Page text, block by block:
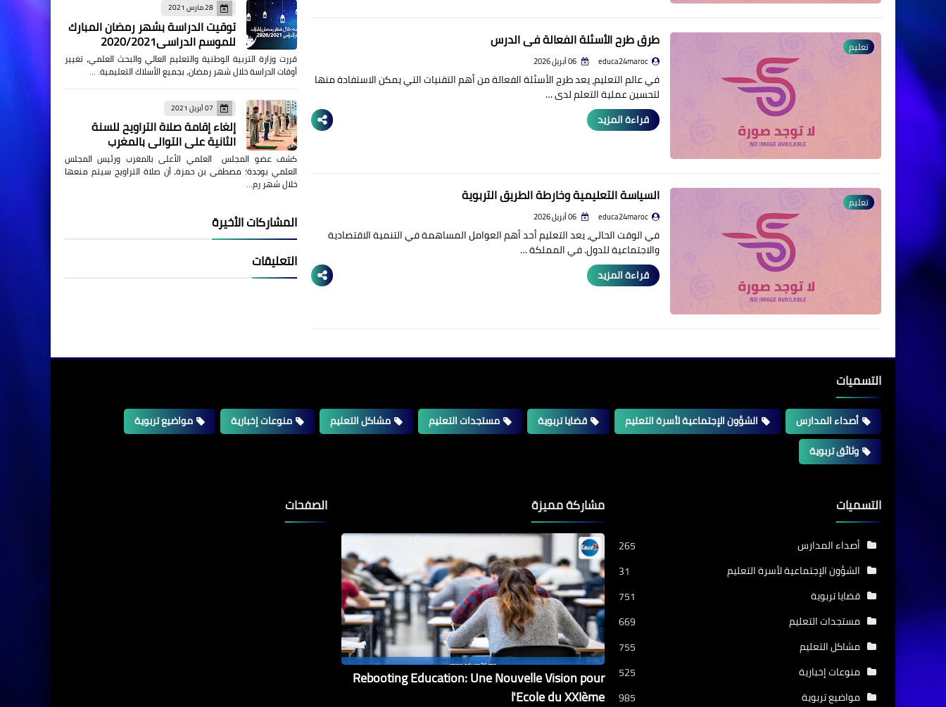
تعليم طرق طرح الأسئلة الفعالة في الدرس
educa24maroc
في عالم التعليم، يعد طرح الأسئلة الفعالة من أهم التقنيات التي يمكن الاستفادة منها
لتحسين عملية التعلم لدى …
قراءة المزيد
تعليم السياسة التعليمية وخارطة الطريق التربوية
educa24maroc
في الوقت الحالي، يعد التعليم أحد أهم العوامل المساهمة في التنمية الاقتصادية
والاجتماعية للدول. في المملكة …
قراءة المزيد
28 مارس 2021
توقيت الدراسة بشهر رمضان المبارك
للموسم الدراسي2020/2021
قررت وزارة التربية الوطنية والتعليم العالي والبحث العلمي، تغيير
أوقات الدراسة خلال شهر رمضان، بجميع الأسلاك التعليمية. …
07 أبريل 2021
إلغاء إقامة صلاة التراويح للسنة
الثانية على التوالي بالمغرب
كشف عضو المجلس العلمي الأعلى بالمغرب ورئيس المجلس
العلمي بوجدة؛ مصطفى بن حمزة، أن صلاة التراويح سيتم منعها
خلال شهر رم…
المشاركات الأخيرة
التعليقات
التسميات
أصداء المدارس الشؤون الإجتماعية لأسرة التعليم قضايا تربوية مستجدات التعليم مشاكل التعليم منوعات إخبارية
مواضيع تربوية
وثائق تربوية
التسميات
أصداء المدارس
265
الشؤون الإجتماعية لأسرة التعليم
31
قضايا تربوية
751
مستجدات التعليم
669
مشاكل التعليم
755
منوعات إخبارية
525
مواضيع تربوية
985
مشاركة مميزة
Rebooting Education: Une Nouvelle Vision pour
l'Ecole du XXIème
الصفحات